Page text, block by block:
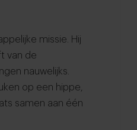
missie. Hij
van de
nauwelijks.
op een hippe,
samen aan één